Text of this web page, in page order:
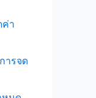
ค่า
ารจด